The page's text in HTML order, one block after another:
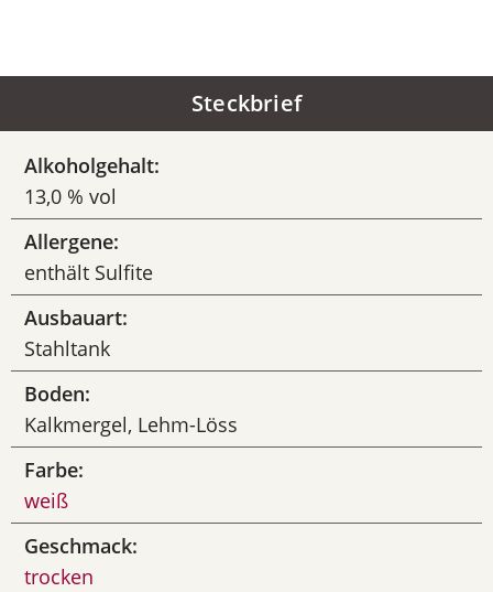
Steckbrief
Alkoholgehalt:
13,0 % vol
Allergene:
enthält Sulfite
Ausbauart:
Stahltank
Boden:
Kalkmergel, Lehm-Löss
Farbe:
weiß
Geschmack:
trocken